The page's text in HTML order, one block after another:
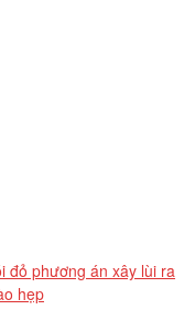
đỏ phương án xây lùi ra
hẹp